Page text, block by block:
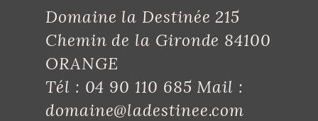
Domaine la Destinée 215
Chemin de la Gironde 84100
ORANGE
Tél : 04 90 110 685 Mail :
domaine@ladestinee.com